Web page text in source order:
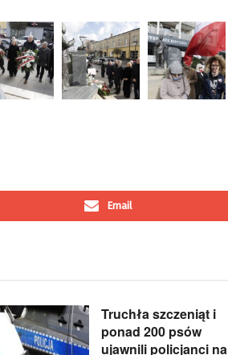
Email
Truchła szczeniąt i
ponad 200 psów
ujawnili policjanci na